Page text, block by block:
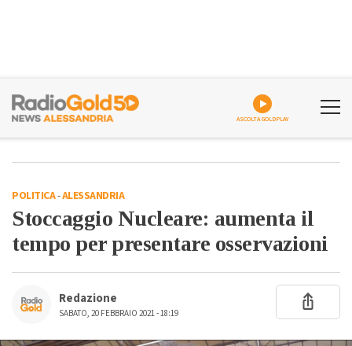
ASCOLTA GOLDPLAY
POLITICA-ALESSANDRIA
Stoccaggio Nucleare: aumenta il
tempo per presentare osservazioni
Redazione
SABATO, 20 FEBBRAIO 2021 - 18:19